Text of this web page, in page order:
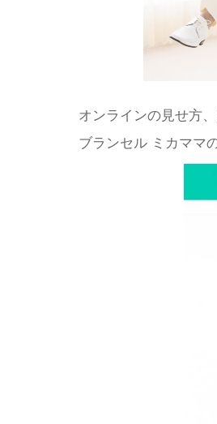
オンラインの見せ方
ブランセル ミカママ